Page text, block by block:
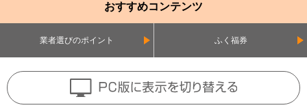
おすすめコンテンツ
業者選びのポイント ふく福券